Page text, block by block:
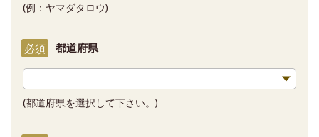
(例：ヤマダタロウ)
都道府県
必須
(都道府県を選択して下さい。)